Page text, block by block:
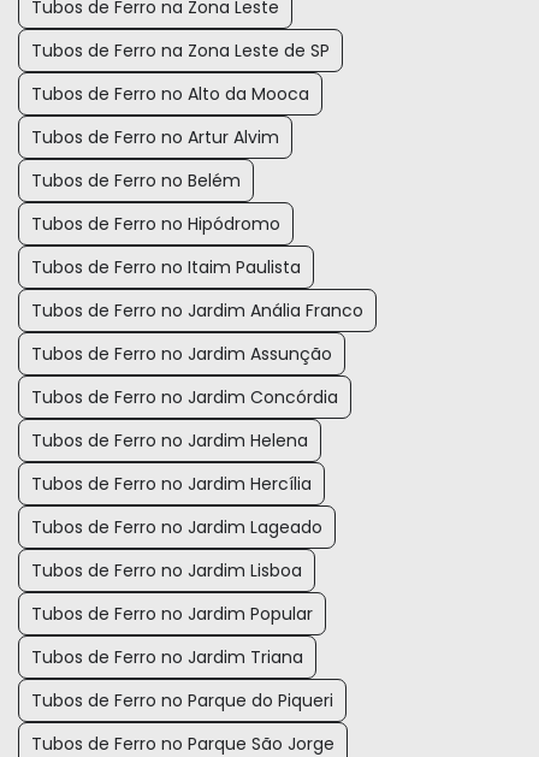
Tubos de Ferro na Zona Leste
Tubos de Ferro na Zona Leste de SP
Tubos de Ferro no Alto da Mooca
Tubos de Ferro no Artur Alvim
Tubos de Ferro no Belém
Tubos de Ferro no Hipódromo
Tubos de Ferro no Itaim Paulista
Tubos de Ferro no Jardim Anália Franco
Tubos de Ferro no Jardim Assunção
Tubos de Ferro no Jardim Concórdia
Tubos de Ferro no Jardim Helena
Tubos de Ferro no Jardim Hercília
Tubos de Ferro no Jardim Lageado
Tubos de Ferro no Jardim Lisboa
Tubos de Ferro no Jardim Popular
Tubos de Ferro no Jardim Triana
Tubos de Ferro no Parque do Piqueri
Tubos de Ferro no Parque São Jorge